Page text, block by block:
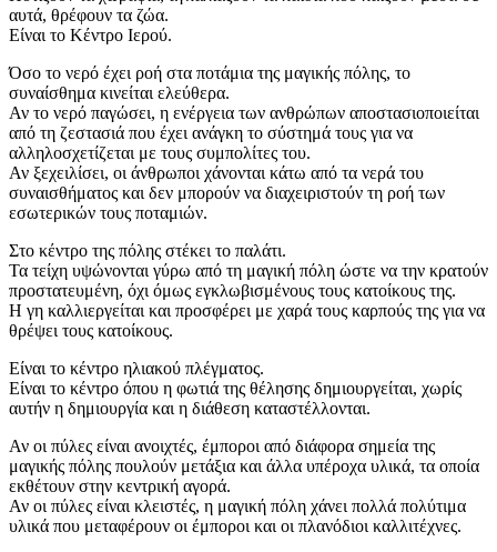
αυτά, θρέφουν τα ζώα.
Είναι το Κέντρο Ιερού.
Όσο το νερό έχει ροή στα ποτάμια της μαγικής πόλης, το
συναίσθημα κινείται ελεύθερα.
Αν το νερό παγώσει, η ενέργεια των ανθρώπων αποστασιοποιείται
από τη ζεστασιά που έχει ανάγκη το σύστημά τους για να
αλληλοσχετίζεται με τους συμπολίτες του.
Αν ξεχειλίσει, οι άνθρωποι χάνονται κάτω από τα νερά του
συναισθήματος και δεν μπορούν να διαχειριστούν τη ροή των
εσωτερικών τους ποταμιών.
Στο κέντρο της πόλης στέκει το παλάτι.
Τα τείχη υψώνονται γύρω από τη μαγική πόλη ώστε να την κρατούν
προστατευμένη, όχι όμως εγκλωβισμένους τους κατοίκους της.
Η γη καλλιεργείται και προσφέρει με χαρά τους καρπούς της για να
θρέψει τους κατοίκους.
Είναι το κέντρο ηλιακού πλέγματος.
Είναι το κέντρο όπου η φωτιά της θέλησης δημιουργείται, χωρίς
αυτήν η δημιουργία και η διάθεση καταστέλλονται.
Αν οι πύλες είναι ανοιχτές, έμποροι από διάφορα σημεία της
μαγικής πόλης πουλούν μετάξια και άλλα υπέροχα υλικά, τα οποία
εκθέτουν στην κεντρική αγορά.
Αν οι πύλες είναι κλειστές, η μαγική πόλη χάνει πολλά πολύτιμα
υλικά που μεταφέρουν οι έμποροι και οι πλανόδιοι καλλιτέχνες.